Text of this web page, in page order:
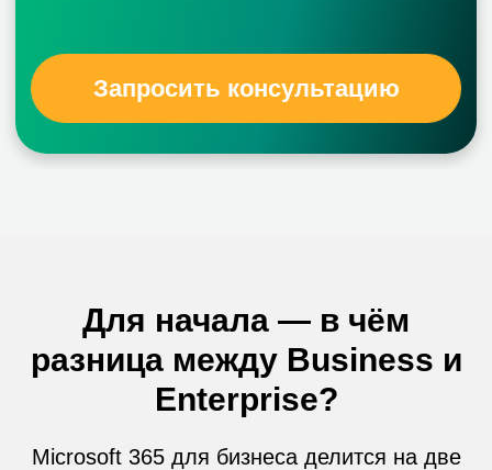
Для начала — в чём
разница между Business и
Enterprise?
Microsoft 365 для бизнеса делится на две